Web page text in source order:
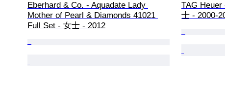
Eberhard & Co. - Aquadate Lady
Mother of Pearl & Diamonds 41021
Full Set - 女士 - 2012
TAG
士 - 2000-